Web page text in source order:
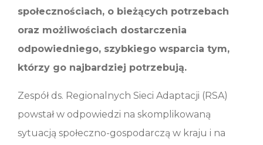
społecznościach, o bieżących potrzebach
oraz możliwościach dostarczenia
odpowiedniego, szybkiego wsparcia tym,
którzy go najbardziej potrzebują.
Zespół ds. Regionalnych Sieci Adaptacji (RSA)
powstał w odpowiedzi na skomplikowaną
sytuacją społeczno-gospodarczą w kraju i na